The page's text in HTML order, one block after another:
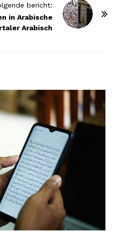
bericht:
in Arabische
Arabisch